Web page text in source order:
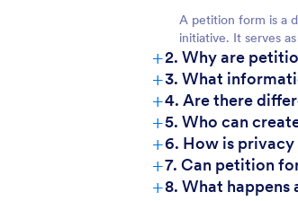
A petition form is a
initiative. It serves
+2. Why are
+3. What
+4. Are there
+5. Who can
+6. How is
+7. Can petition
+8. What